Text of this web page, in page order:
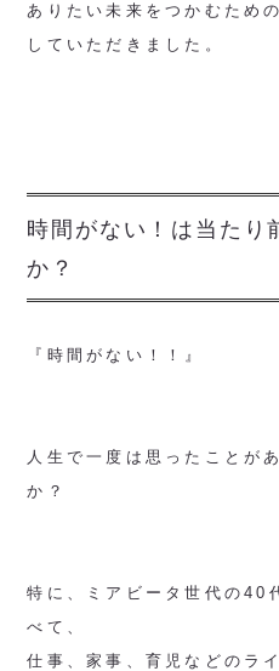
ありたい未来をつかむため
していただきました。
時間がない！は当たり
か？
『時間がない！！』
人生で一度は思ったことが
か？
特に、ミアビータ世代の40
べて、
仕事、家事、育児などのラ